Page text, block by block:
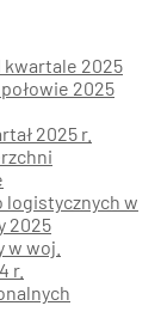
kwartale 2025
2025
2025 r.
logistycznych w
2025
woj.
r.